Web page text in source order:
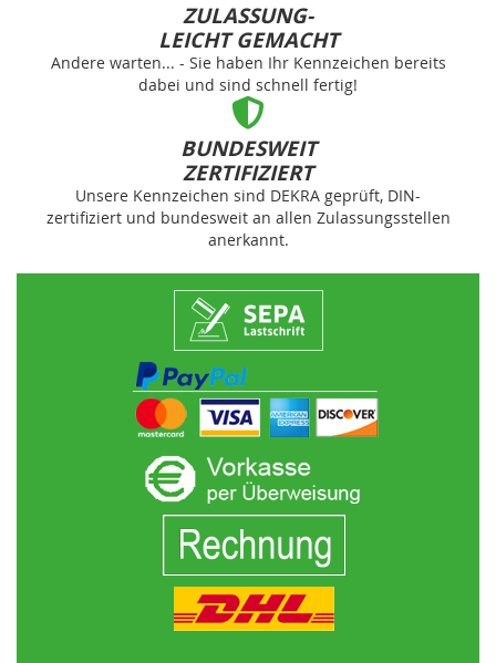
ZULASSUNG-
LEICHT GEMACHT
Andere warten... - Sie haben Ihr Kennzeichen bereits
dabei und sind schnell fertig!
BUNDESWEIT
ZERTIFIZIERT
Unsere Kennzeichen sind DEKRA geprüft, DIN-
zertifiziert und bundesweit an allen Zulassungsstellen
anerkannt.